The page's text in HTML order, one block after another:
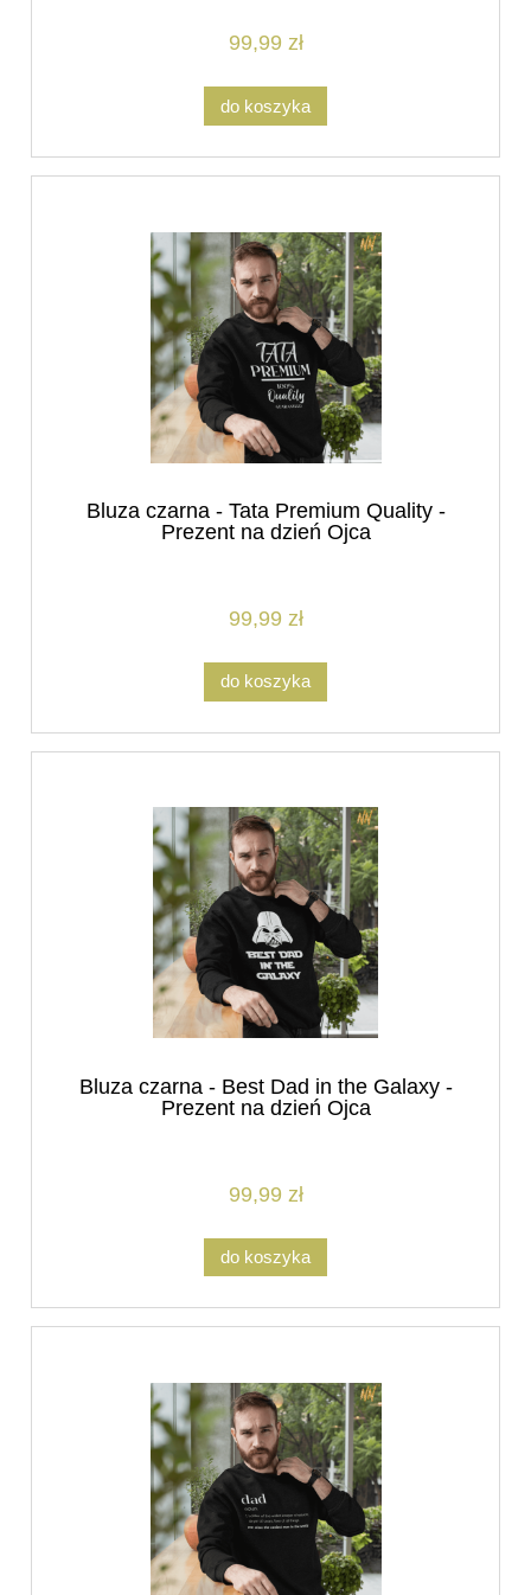
99,99 zł
do koszyka
Bluza czarna - Tata Premium Quality -
Prezent na dzień Ojca
99,99 zł
do koszyka
Bluza czarna - Best Dad in the Galaxy -
Prezent na dzień Ojca
99,99 zł
do koszyka